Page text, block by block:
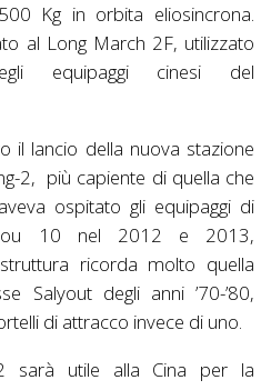
Kg in orbita eliosincrona.
al Long March 2F, utilizzato
equipaggi cinesi del
il lancio della nuova stazione
2, più capiente di quella che
ospitato gli equipaggi di
10 nel 2012 e 2013,
ricorda molto quella
Salyout degli anni ’70-’80,
di attracco invece di uno.
sarà utile alla Cina per la